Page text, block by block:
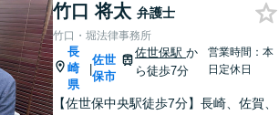
竹口 将太 弁護士
竹口・堀法律事務所
長
崎
県
|
佐世
保市
佐世保駅か
ら徒歩7分
営業時間：本
日定休日
【佐世保中央駅徒歩7分】長崎、佐賀、